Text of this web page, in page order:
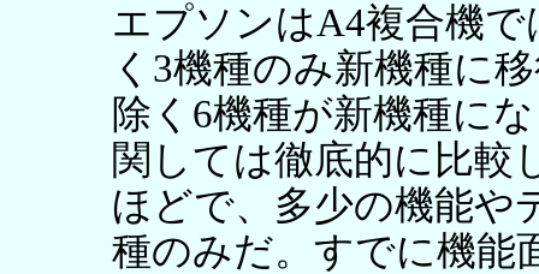
エプソンはA4複合機
く3機種のみ新機種に
除く6機種が新機種に
関しては徹底的に比較
ほどで、多少の機能や
種のみだ。すでに機能